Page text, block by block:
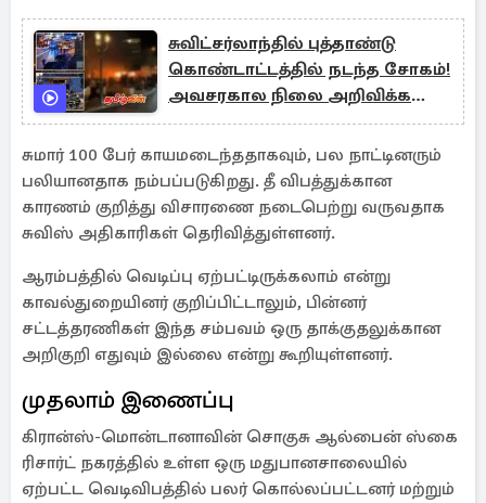
சுவிட்சர்லாந்தில் புத்தாண்டு
கொண்டாட்டத்தில் நடந்த சோகம்!
அவசரகால நிலை அறிவிக்க
முடிவு..
சுமார் 100 பேர் காயமடைந்ததாகவும், பல நாட்டினரும்
பலியானதாக நம்பப்படுகிறது. தீ விபத்துக்கான
காரணம் குறித்து விசாரணை நடைபெற்று வருவதாக
சுவிஸ் அதிகாரிகள் தெரிவித்துள்ளனர்.
ஆரம்பத்தில் வெடிப்பு ஏற்பட்டிருக்கலாம் என்று
காவல்துறையினர் குறிப்பிட்டாலும், பின்னர்
சட்டத்தரணிகள் இந்த சம்பவம் ஒரு தாக்குதலுக்கான
அறிகுறி எதுவும் இல்லை என்று கூறியுள்ளனர்.
முதலாம் இணைப்பு
கிரான்ஸ்-மொன்டானாவின் சொகுசு ஆல்பைன் ஸ்கை
ரிசார்ட் நகரத்தில் உள்ள ஒரு மதுபானசாலையில்
ஏற்பட்ட வெடிவிபத்தில் பலர் கொல்லப்பட்டனர் மற்றும்